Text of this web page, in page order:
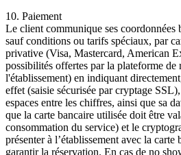
10. Paiement
Le client communique ses coordonnées
sauf conditions ou tarifs spéciaux, par
privative (Visa, Mastercard, American
possibilités offertes par la plateforme de
l'établissement) en indiquant
effet (saisie sécurisée par cryptage
espaces entre les chiffres, ainsi que sa
que la carte bancaire utilisée doit être
consommation du service) et le
présenter à l’établissement avec la
garantir la réservation. En cas de no